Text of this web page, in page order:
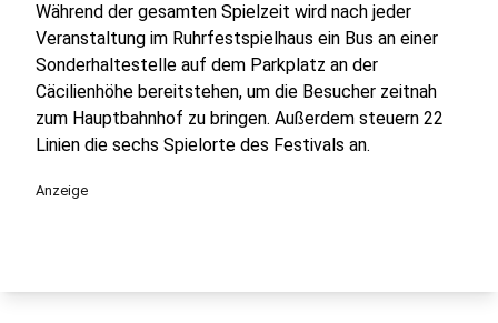
Während der gesamten Spielzeit wird nach jeder
Veranstaltung im Ruhrfestspielhaus ein Bus an einer
Sonderhaltestelle auf dem Parkplatz an der
Cäcilienhöhe bereitstehen, um die Besucher zeitnah
zum Hauptbahnhof zu bringen. Außerdem steuern 22
Linien die sechs Spielorte des Festivals an.
Anzeige